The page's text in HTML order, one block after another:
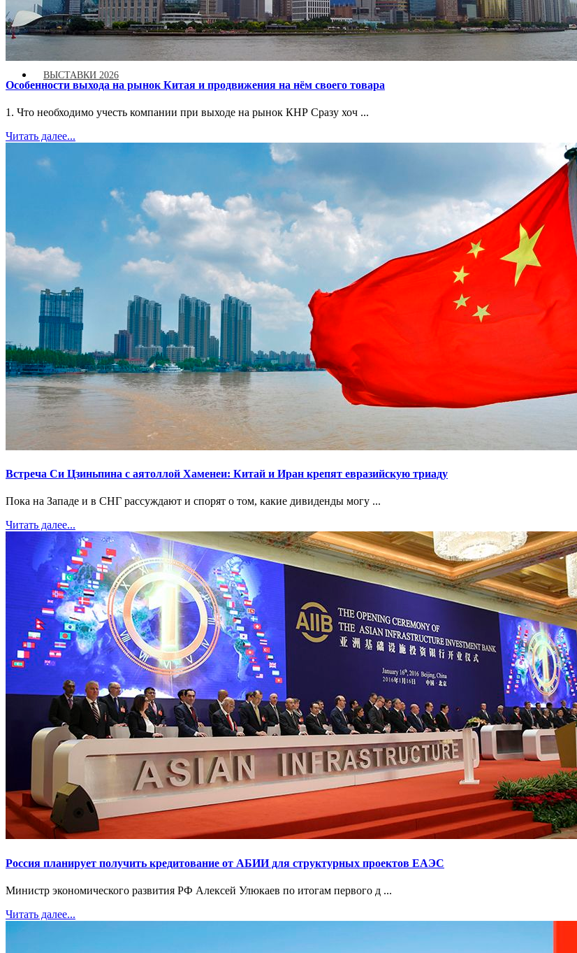
ВЫСТАВКИ 2026
РЕКЛАМА
Особенности выхода на рынок Китая и продвижения на нём своего товара
1. Что необходимо учесть компании при выходе на рынок КНР Сразу хоч ...
Читать далее...
Встреча Си Цзиньпина с аятоллой Хаменеи: Китай и Иран крепят евразийскую триаду
Пока на Западе и в СНГ рассуждают и спорят о том, какие дивиденды могу ...
Читать далее...
Россия планирует получить кредитование от АБИИ для структурных проектов ЕАЭС
Министр экономического развития РФ Алексей Улюкаев по итогам первого д ...
Читать далее...